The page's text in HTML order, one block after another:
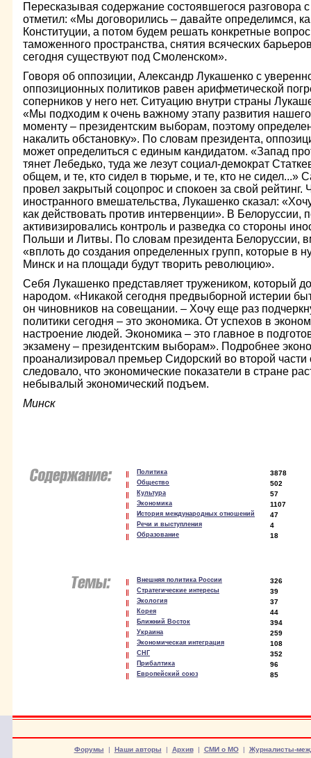
Пересказывая содержание состоявшегося разговора
отметил: «Мы договорились – давайте определимся,
Конституции, а потом будем решать конкретные
таможенного пространства, снятия всяческих
сегодня существуют под Смоленском».
Говоря об оппозиции, Александр Лукашенко с
оппозиционных политиков равен арифметической
соперников у него нет. Ситуацию внутри страны
«Мы подходим к очень важному этапу развития нашего
моменту – президентским выборам, поэтому
накалить обстановку». По словам президента,
может определиться с единым кандидатом. «Запад
тянет Лебедько, туда же лезут социал-демократ
общем, и те, кто сидел в тюрьме, и те, кто не сидел...»
провел закрытый соцопрос и спокоен за свой рейтинг.
иностранного вмешательства, Лукашенко сказал:
как действовать против интервенции». В Белоруссии,
активизировались контроль и разведка со стороны
Польши и Литвы. По словам президента Белоруссии,
«вплоть до создания определенных групп, которые в
Минск и на площади будут творить революцию».
Себя Лукашенко представляет тружеником, который
народом. «Никакой сегодня предвыборной истерии
он чиновников на совещании. – Хочу еще раз
политики сегодня – это экономика. От успехов в
настроение людей. Экономика – это главное в
экзамену – президентским выборам». Подробнее
проанализировал премьер Сидорский во второй
следовало, что экономические показатели в стране
небывалый экономический подъем.
Минск
Политика 3878
Общество 502
Культура 57
Экономика 1107
История международных отношений 47
Речи и выступления 4
Образование 18
Внешняя политика России 326
Стратегические интересы 39
Экология 37
Корея 44
Ближний Восток 394
Украина 259
Экономическая интеграция 108
СНГ 352
Прибалтика 96
Европейский союз 85
Форумы | Наши авторы | Архив| СМИ о МО| Журналисты-